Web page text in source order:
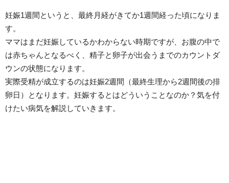
妊娠1週間というと、最終月経がきてか1週間経った頃になりま
す。
ママはまだ妊娠しているかわからない時期ですが、お腹の中で
は赤ちゃんとなるべく、精子と卵子が出会うまでのカウントダ
ウンの状態になります。
実際受精が成立するのは妊娠2週間（最終生理から2週間後の排
卵日）となります。妊娠するとはどういうことなのか？気を付
けたい病気を解説していきます。